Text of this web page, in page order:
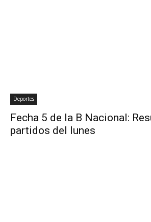
Deportes
Fecha 5 de la B Nacional:
partidos del lunes